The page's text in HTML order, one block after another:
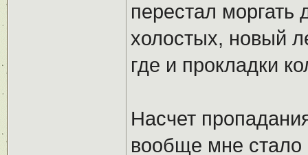
перестал моргать
холостых, новый
где и прокладки
Насчет
вообще мне стало